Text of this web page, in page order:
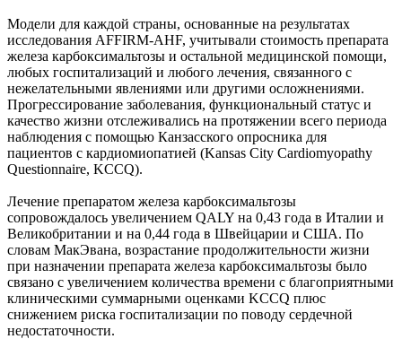
Модели для каждой страны, основанные на результатах
исследования AFFIRM-AHF, учитывали стоимость препарата
железа карбоксимальтозы и остальной медицинской помощи,
любых госпитализаций и любого лечения, связанного с
нежелательными явлениями или другими осложнениями.
Прогрессирование заболевания, функциональный статус и
качество жизни отслеживались на протяжении всего периода
наблюдения с помощью Канзасского опросника для
пациентов с кардиомиопатией (Kansas City Cardiomyopathy
Questionnaire, KCCQ).
Лечение препаратом железа карбоксимальтозы
сопровождалось увеличением QALY на 0,43 года в Италии и
Великобритании и на 0,44 года в Швейцарии и США. По
словам МакЭвана, возрастание продолжительности жизни
при назначении препарата железа карбоксимальтозы было
связано с увеличением количества времени с благоприятными
клиническими суммарными оценками KCCQ плюс
снижением риска госпитализации по поводу сердечной
недостаточности.